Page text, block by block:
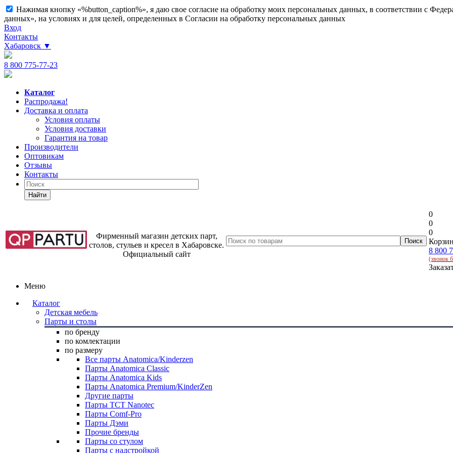
Нажимая кнопку «%button_caption%», я даю свое согласие на обработку моих персональных данных, в соответствии с
данных», на условиях и для целей, определенных в Согласии на обработку персональных данных
Вход
Контакты
Хабаровск ▼
8 800 775-77-23
Каталог
Распродажа!
Доставка и оплата
Условия оплаты
Условия доставки
Гарантия на товар
Производители
Оптовикам
Отзывы
Контакты
Найти
Фирменный магазин детских парт,
столов, стульев и кресел в Хабаровске.
Официальный сайт
0
0
0
8 800
(звонок
Меню
Каталог
Детская мебель
Парты и столы
по бренду
по комлектации
по размеру
Все парты Anatomica/Kinderzen
Парты Anatomica Classic
Парты Anatomica Kids
Парты Anatomica Premium/KinderZen
Другие парты
Парты TCT Nanotec
Парты Comf-Pro
Парты Дэми
Прочие бренды
Парты со стулом
Парты с надстройкой